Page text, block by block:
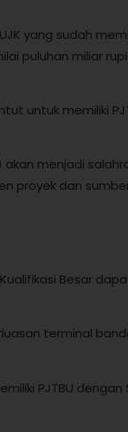
yang sudah
puluhan miliar
untuk memiliki
menjadi
proyek dan
Besar
terminal
PJTBU